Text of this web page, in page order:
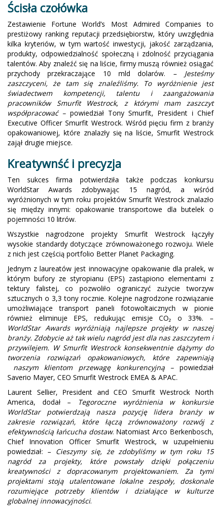
Ścisła czołówka
Zestawienie Fortune World’s Most Admired Companies to
prestiżowy ranking reputacji przedsiębiorstw, który uwzględnia
kilka kryteriów, w tym wartość inwestycji, jakość zarządzania,
produkty, odpowiedzialność społeczną i zdolność przyciągania
talentów. Aby znaleźć się na liście, firmy muszą również osiągać
przychody przekraczające 10 mld dolarów. – Jesteśmy
zaszczyceni, że tam się znaleźliśmy. To wyróżnienie jest
świadectwem kompetencji, talentu i zaangażowania
pracowników Smurfit Westrock, z którymi mam zaszczyt
współpracować –powiedział Tony Smurfit, President i Chief
Executive Officer Smurfit Westrock. Wśród pięciu firm z branży
opakowaniowej, które znalazły się na liście, Smurfit Westrock
zajął drugie miejsce.
Kreatywnść i precyzja
Ten sukces firma potwierdziła także podczas konkursu
WorldStar Awards zdobywając 15 nagród, a wśród
wyróżnionych w tym roku projektów Smurfit Westrock znalazło
się między innymi: opakowanie transportowe dla butelek o
pojemności 10 litrów.
Wszystkie nagrodzone projekty Smurfit Westrock łączyły
wysokie standardy dotyczące zrównoważonego rozwoju. Wiele
z nich jest częścią portfolio Better Planet Packaging.
Jednym z laureatów jest innowacyjne opakowanie dla pralek, w
którym bufory ze styropianu (EPS) zastąpiono elementami z
tektury falistej, co pozwoliło ograniczyć zużycie tworzyw
sztucznych o 3,3 tony rocznie. Kolejne nagrodzone rozwiązanie
umożliwiające transport paneli fotowoltaicznych w pionie
również eliminuje EPS, redukując emisje CO₂ o 33%. –
WorldStar Awards wyróżniają najlepsze projekty w naszej
branży. Zdobycie aż tak wielu nagród jest dla nas zaszczytem i
przywilejem. W Smurfit Westrock konsekwentnie dążymy do
tworzenia rozwiązań opakowaniowych, które zapewniają
naszym klientom przewagę konkurencyjną –powiedział
Saverio Mayer, CEO Smurfit Westrock EMEA & APAC.
Laurent Sellier, President and CEO Smurfit Westrock North
America, dodał –
Tegoroczne wyróżnienia w konkursie
WorldStar potwierdzają nasza pozycję lidera branży w
zakresie rozwiązań, które łączą zrównoważony rozwój z
efektywnością łańcucha dostaw. Natomiast Arco Berkenbosch,
Chief Innovation Officer Smurfit Westrock, w uzupełnieniu
powiedział: – Cieszymy się, że zdobyliśmy w tym roku 15
nagród za projekty, które powstały dzięki połączeniu
kreatywności z dopracowanym projektowaniem. Za tymi
projektami stoją utalentowane lokalne zespoły, doskonale
rozumiejące potrzeby klientów i działające w kulturze
globalnej innowacyjności.